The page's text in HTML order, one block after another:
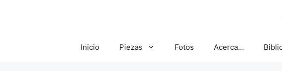
Inicio Piezas Fotos Acerca…